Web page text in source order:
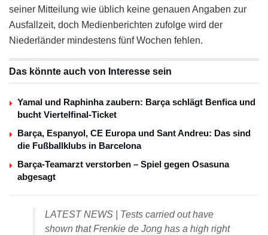
seiner Mitteilung wie üblich keine genauen Angaben zur
Ausfallzeit, doch Medienberichten zufolge wird der
Niederländer mindestens fünf Wochen fehlen.
Das könnte auch von Interesse sein
Yamal und Raphinha zaubern: Barça schlägt Benfica und
bucht Viertelfinal-Ticket
Barça, Espanyol, CE Europa und Sant Andreu: Das sind
die Fußballklubs in Barcelona
Barça-Teamarzt verstorben – Spiel gegen Osasuna
abgesagt
LATEST NEWS | Tests carried out have
shown that Frenkie de Jong has a high right